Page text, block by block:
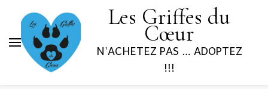
Les Griffes du
Cœur
N'ACHETEZ PAS … ADOPTEZ
!!!